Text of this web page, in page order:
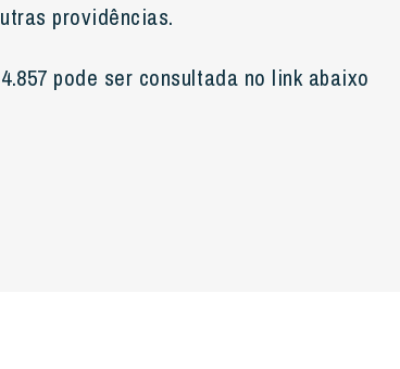
providências.
pode ser consultada no link abaixo